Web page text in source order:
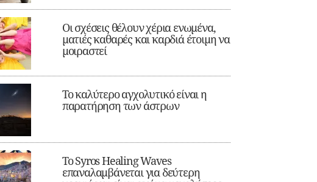
Οι σχέσεις θέλουν χέρια ενωμένα,
ματιές καθαρές και καρδιά έτοιμη να
μοιραστεί
Το καλύτερο αγχολυτικό είναι η
παρατήρηση των άστρων
Το Syros Healing Waves
επαναλαμβάνεται για δεύτερη